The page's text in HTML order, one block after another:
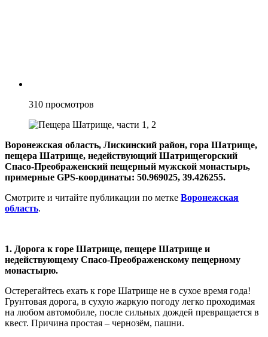
310 просмотров
Воронежская область, Лискинский район, гора Шатрище,
пещера Шатрище, недействующий Шатрищегорский
Спасо-Преображенский пещерный мужской монастырь,
примерные GPS-координаты: 50.969025, 39.426255.
Смотрите и читайте публикации по метке Воронежская
область.
1. Дорога к горе Шатрище, пещере Шатрище и
недействующему Спасо-Преображенскому пещерному
монастырю.
Остерегайтесь ехать к горе Шатрище не в сухое время года!
Грунтовая дорога, в сухую жаркую погоду легко проходимая
на любом автомобиле, после сильных дождей превращается в
квест. Причина простая – чернозём, пашни.